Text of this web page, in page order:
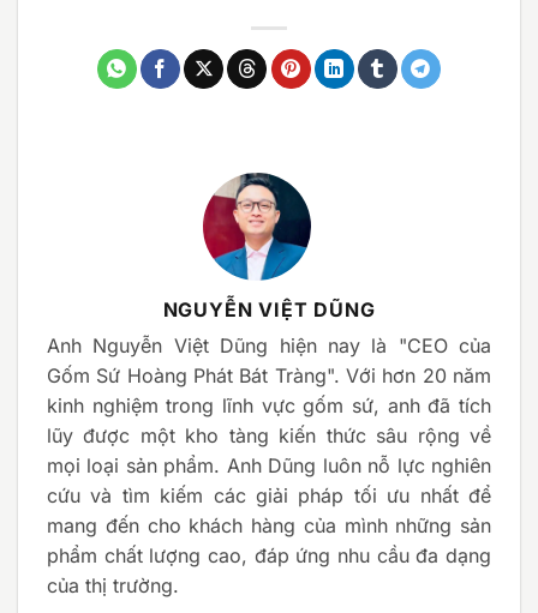
NGUYỄN VIỆT DŨNG
Anh Nguyễn Việt Dũng hiện nay là "CEO của
Gốm Sứ Hoàng Phát Bát Tràng". Với hơn 20 năm
kinh nghiệm trong lĩnh vực gốm sứ, anh đã tích
lũy được một kho tàng kiến thức sâu rộng về
mọi loại sản phẩm. Anh Dũng luôn nỗ lực nghiên
cứu và tìm kiếm các giải pháp tối ưu nhất để
mang đến cho khách hàng của mình những sản
phẩm chất lượng cao, đáp ứng nhu cầu đa dạng
của thị trường.